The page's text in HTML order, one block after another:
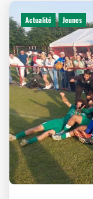
Actualité Jeunes